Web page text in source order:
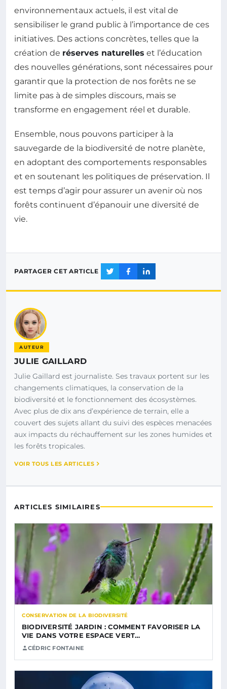
environnementaux actuels, il est vital de
sensibiliser le grand public à l’importance de ces
initiatives. Des actions concrètes, telles que la
création de réserves naturelles et l’éducation
des nouvelles générations, sont nécessaires pour
garantir que la protection de nos forêts ne se
limite pas à de simples discours, mais se
transforme en engagement réel et durable.
Ensemble, nous pouvons participer à la
sauvegarde de la biodiversité de notre planète,
en adoptant des comportements responsables
et en soutenant les politiques de préservation. Il
est temps d’agir pour assurer un avenir où nos
forêts continuent d’épanouir une diversité de
vie.
PARTAGER CET ARTICLE
AUTEUR
JULIE GAILLARD
Julie Gaillard est journaliste. Ses travaux portent sur les
changements climatiques, la conservation de la
biodiversité et le fonctionnement des écosystèmes.
Avec plus de dix ans d’expérience de terrain, elle a
couvert des sujets allant du suivi des espèces menacées
aux impacts du réchauffement sur les zones humides et
les forêts tropicales.
VOIR TOUS LES ARTICLES
ARTICLES SIMILAIRES
CONSERVATION DE LA BIODIVERSITÉ
BIODIVERSITÉ JARDIN : COMMENT FAVORISER LA
VIE DANS VOTRE ESPACE VERT…
CÉDRIC FONTAINE